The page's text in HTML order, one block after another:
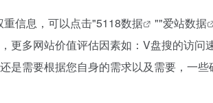
信息，可以点击"5118数据 ""爱站数据
更多网站价值评估因素如：V盘搜的访问
是需要根据您自身的需求以及需要，一